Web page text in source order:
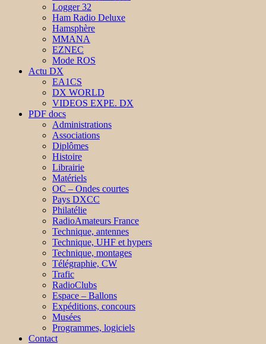
Logger 32
Ham Radio Deluxe
Hamsphère
MMANA
EZNEC
Mode ROS
Actu DX
EA1CS
DX WORLD
VIDEOS EXPE. DX
PDF docs
Administrations
Associations
Diplômes
Histoire
Librairie
Matériels
OC – Ondes courtes
Pays DXCC
Philatélie
RadioAmateurs France
Technique, antennes
Technique, UHF et hypers
Technique, montages
Télégraphie, CW
Trafic
RadioClubs
Espace – Ballons
Expéditions, concours
Musées
Programmes, logiciels
Contact